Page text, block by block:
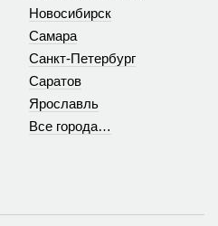
Новосибирск
Самара
Санкт-Петербург
Саратов
Ярославль
Все города…